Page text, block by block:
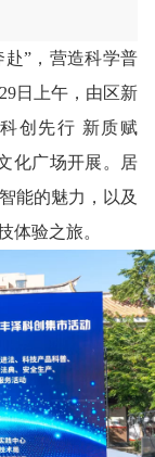
赴”，营造科学普
日上午，由区新
创先行 新质赋
化广场开展。居
能的魅力，以及
体验之旅。